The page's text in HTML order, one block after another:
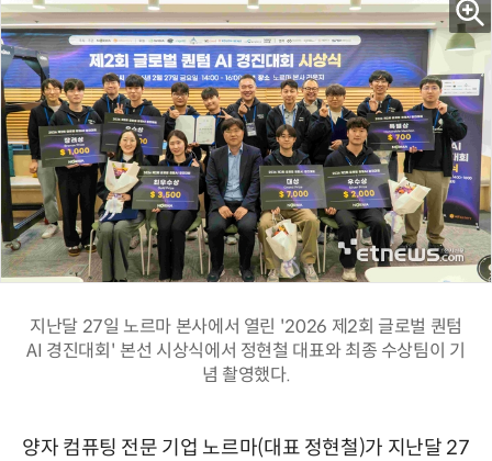
지난달 27일 노르마 본사에서 열린 '2026 제2회 글로벌 퀀텀
AI 경진대회' 본선 시상식에서 정현철 대표와 최종 수상팀이 기
념 촬영했다.
양자 컴퓨팅 전문 기업 노르마(대표 정현철)가 지난달 27